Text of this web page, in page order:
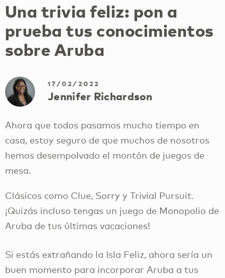
Una trivia feliz: pon a
prueba tus conocimientos
sobre Aruba
17/02/2022
Jennifer Richardson
Ahora que todos pasamos mucho tiempo en
casa, estoy seguro de que muchos de nosotros
hemos desempolvado el montón de juegos de
mesa.
Clásicos como Clue, Sorry y Trivial Pursuit.
¡Quizás incluso tengas un juego de Monopolio de
Aruba de tus últimas vacaciones!
Si estás extrañando la Isla Feliz, ahora sería un
buen momento para incorporar Aruba a tus